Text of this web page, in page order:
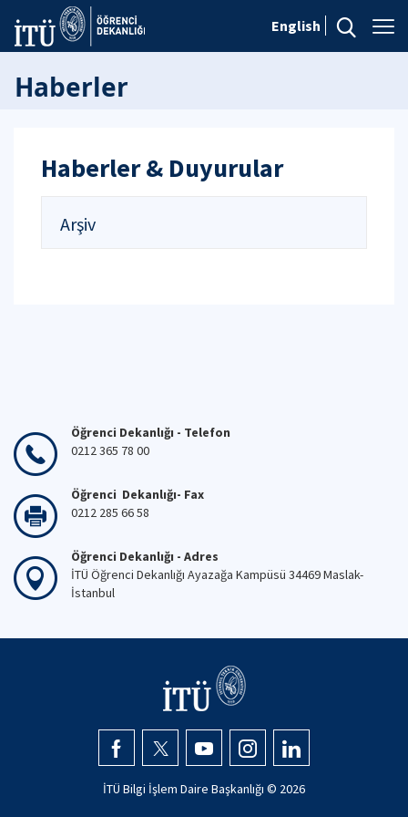
English
Haberler
Haberler & Duyurular
Arşiv
Öğrenci Dekanlığı - Telefon
0212 365 78 00
Öğrenci Dekanlığı- Fax
0212 285 66 58
Öğrenci Dekanlığı - Adres
İTÜ Öğrenci Dekanlığı Ayazağa Kampüsü 34469 Maslak-
İstanbul
İTÜ Bilgi İşlem Daire Başkanlığı © 2026